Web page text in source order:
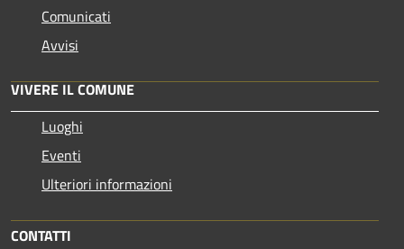
Comunicati
Avvisi
VIVERE IL COMUNE
Luoghi
Eventi
Ulteriori informazioni
CONTATTI